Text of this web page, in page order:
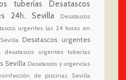
tuberías
Desatascos
24h. Sevilla
Desatascos
urgentes las 24 horas en
Desatascos urgentes
desatascos urgentes tuberías
Sevilla Desatascos y urgencias
de piscinas Sevilla